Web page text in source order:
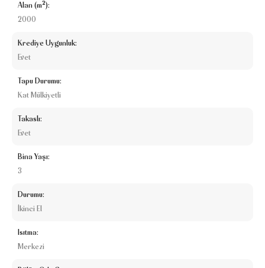
Alan (m²):
2000
Krediye Uygunluk:
Evet
Tapu Durumu:
Kat Mülkiyetli
Takaslı:
Evet
Bina Yaşı:
3
Durumu:
İkinci El
Isıtma:
Merkezi